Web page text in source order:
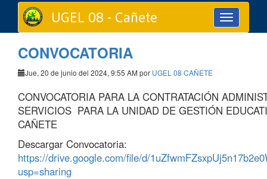
Toggle
navigation
UGEL 08 - Cañete
CONVOCATORIA
Jue, 20 de junio del 2024, 9:55 AM por UGEL 08 CAÑETE
CONVOCATORIA PARA LA CONTRATACIÓN
SERVICIOS PARA LA UNIDAD DE GESTIÓN
CAÑETE
Descargar Convocatoria:
https://drive.google.com/file/d/
usp=sharing